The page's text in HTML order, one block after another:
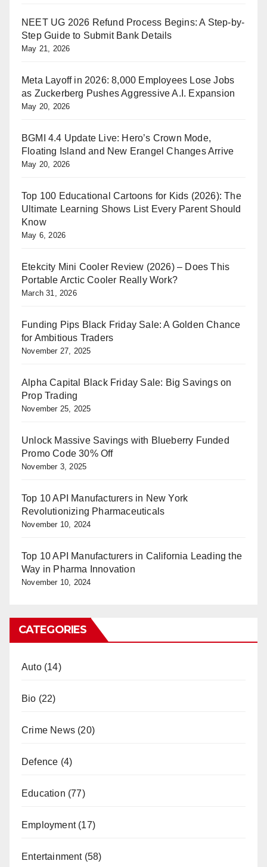
NEET UG 2026 Refund Process Begins: A Step-by-
Step Guide to Submit Bank Details
May 21, 2026
Meta Layoff in 2026: 8,000 Employees Lose Jobs
as Zuckerberg Pushes Aggressive A.I. Expansion
May 20, 2026
BGMI 4.4 Update Live: Hero’s Crown Mode,
Floating Island and New Erangel Changes Arrive
May 20, 2026
Top 100 Educational Cartoons for Kids (2026): The
Ultimate Learning Shows List Every Parent Should
Know
May 6, 2026
Etekcity Mini Cooler Review (2026) – Does This
Portable Arctic Cooler Really Work?
March 31, 2026
Funding Pips Black Friday Sale: A Golden Chance
for Ambitious Traders
November 27, 2025
Alpha Capital Black Friday Sale: Big Savings on
Prop Trading
November 25, 2025
Unlock Massive Savings with Blueberry Funded
Promo Code 30% Off
November 3, 2025
Top 10 API Manufacturers in New York
Revolutionizing Pharmaceuticals
November 10, 2024
Top 10 API Manufacturers in California Leading the
Way in Pharma Innovation
November 10, 2024
CATEGORIES
Auto(14)
Bio (22)
Crime News (20)
Defence (4)
Education (77)
Employment(17)
Entertainment(58)